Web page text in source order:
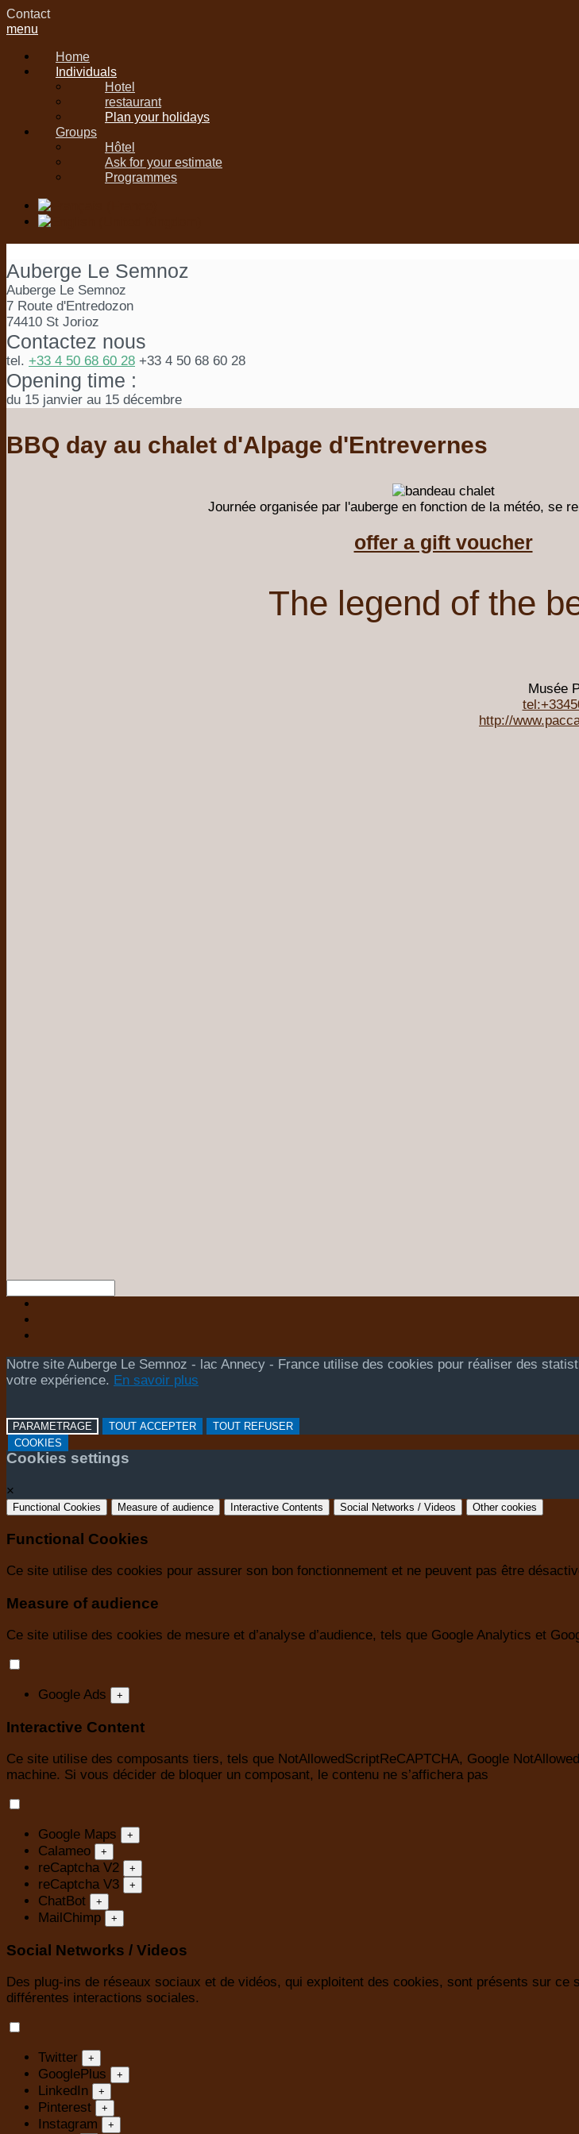
Contact
menu
Home
Individuals
Hotel
restaurant
Plan your holidays
Groups
Hôtel
Ask for your estimate
Programmes
Auberge Le Semnoz
Auberge Le Semnoz
7 Route d'Entredozon
74410 St Jorioz
Contactez nous
tel. +33 4 50 68 60 28 +33 4 50 68 60 28
Opening time :
du 15 janvier au 15 décembre
BBQ day au chalet d'Alpage d'Entrevernes
Journée organisée par l'auberge en fonction de la météo, se
offer a gift voucher
The legend of the
Musée
http://
Notre site Auberge Le Semnoz - lac Annecy - France utilise des cookies pour réaliser des
votre expérience. En savoir plus
PARAMETRAGE TOUT ACCEPTER
TOUT REFUSER
COOKIES
Cookies settings
×
Functional Cookies Measure of audience Interactive Contents Social Networks / Videos Other cookies
Functional Cookies
Ce site utilise des cookies pour assurer son bon fonctionnement et ne peuvent pas être
Measure of audience
Ce site utilise des cookies de mesure et d’analyse d’audience, tels que Google Analytics et
Google Ads +
Interactive Content
Ce site utilise des composants tiers, tels que NotAllowedScriptReCAPTCHA, Google
machine. Si vous décider de bloquer un composant, le contenu ne s’affichera pas
Google Maps +
Calameo +
reCaptcha V2 +
reCaptcha V3 +
ChatBot +
MailChimp +
Social Networks / Videos
Des plug-ins de réseaux sociaux et de vidéos, qui exploitent des cookies, sont présents sur
différentes interactions sociales.
Twitter +
GooglePlus +
LinkedIn +
Pinterest +
Instagram +